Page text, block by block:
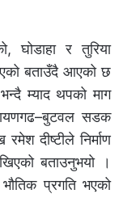
घोडाहा र तुरिया
बताउँदै आएको छ
म्याद थपको माग
सडक
दीष्टीले निर्माण
बताउनुभयो ।
प्रगति भएको